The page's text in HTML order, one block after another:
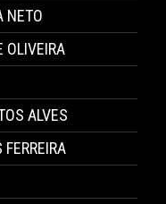
NETO
OLIVEIRA
ALVES